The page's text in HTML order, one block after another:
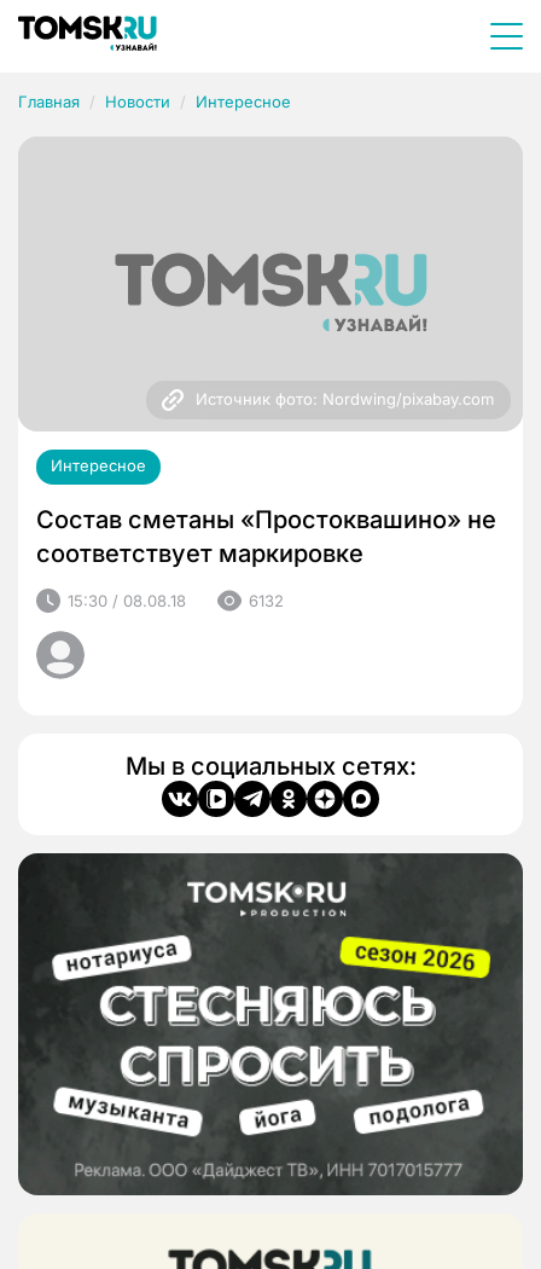
Главная Новости Интересное
Источник фото: Nordwing/pixabay.com
Интересное
Состав сметаны «Простоквашино» не
соответствует маркировке
15:30 / 08.08.18 6132
Мы в социальных сетях: